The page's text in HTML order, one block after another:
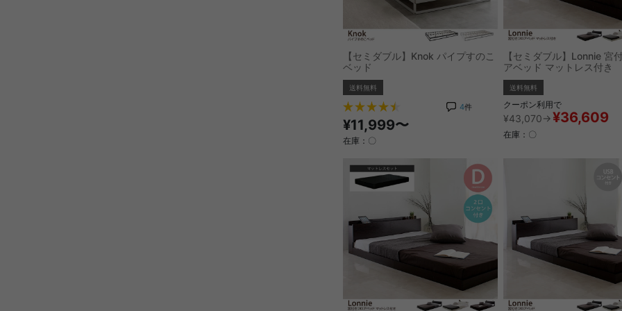
【セミダブル】Knok パイプすのこ
ベッド
送料無料
4件
¥11,999〜
在庫：〇
【セミダブル】Lonnie 宮
アベッド マットレス付き
送料無料
クーポン利用で
¥43,070→¥36,609
在庫：〇